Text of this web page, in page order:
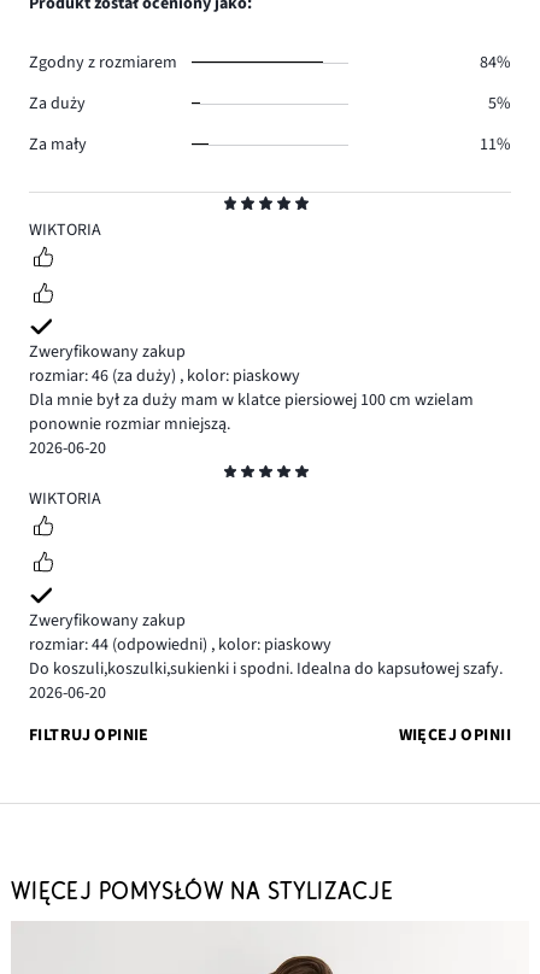
5
WIKTORIA
Zweryfikowany zakup
rozmiar: 46 (za duży) , kolor: piaskowy
Dla mnie był za duży mam w klatce piersiowej 100 cm wzielam
ponownie rozmiar mniejszą.
2026-06-20
5
WIKTORIA
Zweryfikowany zakup
rozmiar: 44 (odpowiedni) , kolor: piaskowy
Do koszuli,koszulki,sukienki i spodni. Idealna do kapsułowej szafy.
2026-06-20
FILTRUJ OPINIE
WIĘCEJ OPINII
Zgodny z rozmiarem
84%
Za duży
5%
Za mały
11%
WIĘCEJ POMYSŁÓW NA STYLIZACJE